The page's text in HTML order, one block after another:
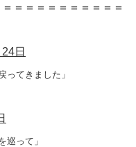
＝＝＝＝＝＝＝＝＝＝
日
ってきました」
巡って」